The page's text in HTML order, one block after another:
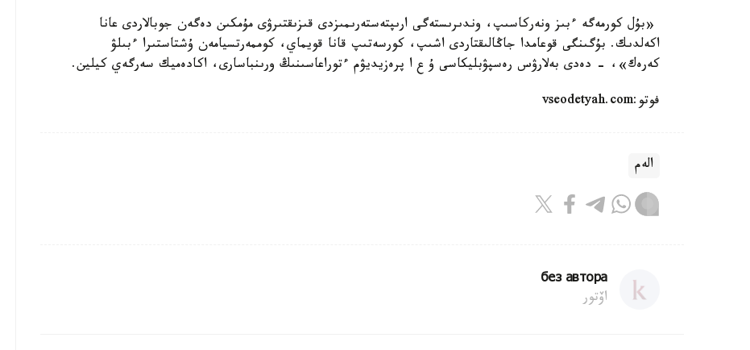
«بۇل كورمەگە ءبىز ونەركاسىپ، وندىرىستەگى ارىپتەستەرىمىزدى قىزىقتىرۋى مۇمكىن دەگەن جوبالاردى عانا
اكەلدىك. بۇگىنگى قوعامدا جاڭالىقتاردى اشىپ، كورسەتىپ قانا قويماي، كوممەرتسيامەن ۇشتاستىرا ءبىلۋ
كەرەك»، - دەدى بەلارۋس رەسپۋبليكاسى ۇ ع ا پرەزيديۋم ءتوراعاسىنىڭ ورىنباسارى، اكادەميك سەرگەي كيلين.
فوتو:vseodetyah.com
الەم
без автора
اۆتور